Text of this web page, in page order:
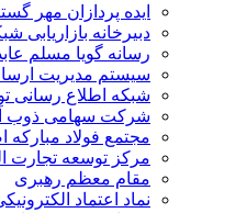
ایده پردازان مهر
دبیرخانه بازاریابی
رسانه گویا مسلم
سیستم مدیریت
شبکه اطلاع رسانی
شرکت سهامی ذوب
مجتمع فولاد مبارکه
مرکز توسعه تجارت
مقام معظم رهبری
نماد اعتماد